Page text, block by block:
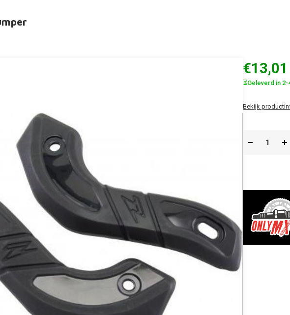
€13,01
⏳Geleverd in
Bekijk